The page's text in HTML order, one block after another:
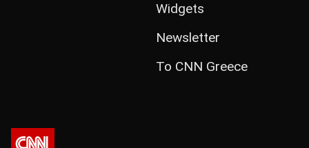
Widgets
Newsletter
Το CNN Greece